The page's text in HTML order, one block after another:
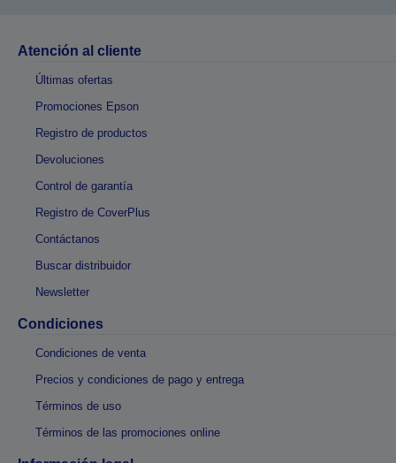
Atención al cliente
Últimas ofertas
Promociones Epson
Registro de productos
Devoluciones
Control de garantía
Registro de CoverPlus
Contáctanos
Buscar distribuidor
Newsletter
Condiciones
Condiciones de venta
Precios y condiciones de pago y entrega
Términos de uso
Términos de las promociones online